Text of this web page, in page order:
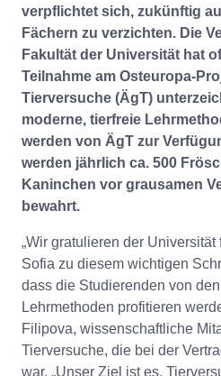
verpflichtet sich, zukünftig
Fächern zu verzichten. Die
Fakultät der Universität hat
Teilnahme am Osteuropa-
Tierversuche (ÄgT)
moderne, tierfreie
werden von ÄgT zur
werden jährlich ca. 500
Kaninchen vor grausamen
bewahrt.
„Wir gratulieren der
Sofia zu diesem wichtigen
dass die Studierenden von
Lehrmethoden profitieren
Filipova, wissenschaftliche
Tierversuche, die bei der
war. „Unser Ziel ist es,